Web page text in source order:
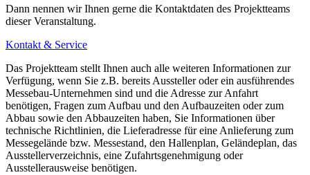
Reisezeiten und mehr Direktverbindungen per Bahn ermöglichen.
Wie komme ich vom Flughafen zum Messegelände in Stuttgart?
Der internationale Flughafen verbindet Stuttgart direkt mit 123 Nah-
und Fernzielen in 30 Ländern. Durch die einzigartige Lage neben
dem Flughafen ist die Messe Stuttgart nur 355 Schritte entfernt.
Dann nennen wir Ihnen gerne die Kontaktdaten des Projektteams
dieser Veranstaltung.
Kontakt & Service
Das Projektteam stellt Ihnen auch alle weiteren Informationen zur
Verfügung, wenn Sie z.B. bereits Aussteller oder ein ausführendes
Messebau-Unternehmen sind und die Adresse zur Anfahrt
benötigen, Fragen zum Aufbau und den Aufbauzeiten oder zum
Abbau sowie den Abbauzeiten haben, Sie Informationen über
technische Richtlinien, die Lieferadresse für eine Anlieferung zum
Messegelände bzw. Messestand, den Hallenplan, Geländeplan, das
Ausstellerverzeichnis, eine Zufahrtsgenehmigung oder
Ausstellerausweise benötigen.